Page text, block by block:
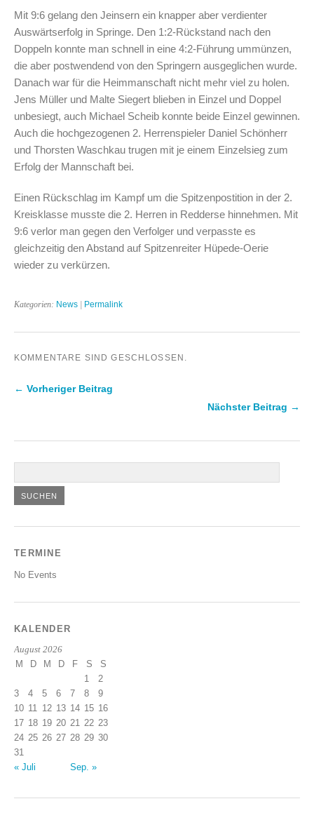
Mit 9:6 gelang den Jeinsern ein knapper aber verdienter
Auswärtserfolg in Springe. Den 1:2-Rückstand nach den
Doppeln konnte man schnell in eine 4:2-Führung ummünzen,
die aber postwendend von den Springern ausgeglichen wurde.
Danach war für die Heimmanschaft nicht mehr viel zu holen.
Jens Müller und Malte Siegert blieben in Einzel und Doppel
unbesiegt, auch Michael Scheib konnte beide Einzel gewinnen.
Auch die hochgezogenen 2. Herrenspieler Daniel Schönherr
und Thorsten Waschkau trugen mit je einem Einzelsieg zum
Erfolg der Mannschaft bei.
Einen Rückschlag im Kampf um die Spitzenpostition in der 2.
Kreisklasse musste die 2. Herren in Redderse hinnehmen. Mit
9:6 verlor man gegen den Verfolger und verpasste es
gleichzeitig den Abstand auf Spitzenreiter Hüpede-Oerie
wieder zu verkürzen.
Kategorien: News | Permalink
KOMMENTARE SIND GESCHLOSSEN.
← Vorheriger Beitrag
Nächster Beitrag →
TERMINE
No Events
KALENDER
August 2026
M D M D F S
S
1
2
3
4 5 6 7 8
9
10 11 12 13 14 15 16
17 18 19 20 21 22 23
24 25 26 27 28 29 30
31
« Juli
Sep. »